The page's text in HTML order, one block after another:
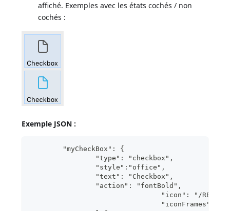
affiché. Exemples avec les états cochés / non
cochés :
Exemple JSON :
	"myCheckBox": {
                "style":"office",
                "action": "fontBold",
"icon": "/